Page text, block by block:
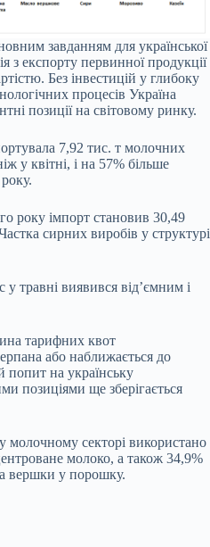
завданням для української
з експорту первинної продукції
Без інвестицій у глибоку
процесів Україна
позиції на світовому ринку.
7,92 тис. т молочних
у квітні, і на 57% більше
року імпорт становив 30,49
сирних виробів у структурі
травні виявився від’ємним і
тарифних квот
або наближається до
попит на українську
позиціями ще зберігається
молочному секторі використано
молоко, а також 34,9%
вершки у порошку.